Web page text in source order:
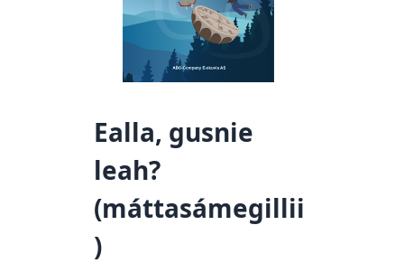
Ealla, gusnie
leah?
(máttasámegillii
)